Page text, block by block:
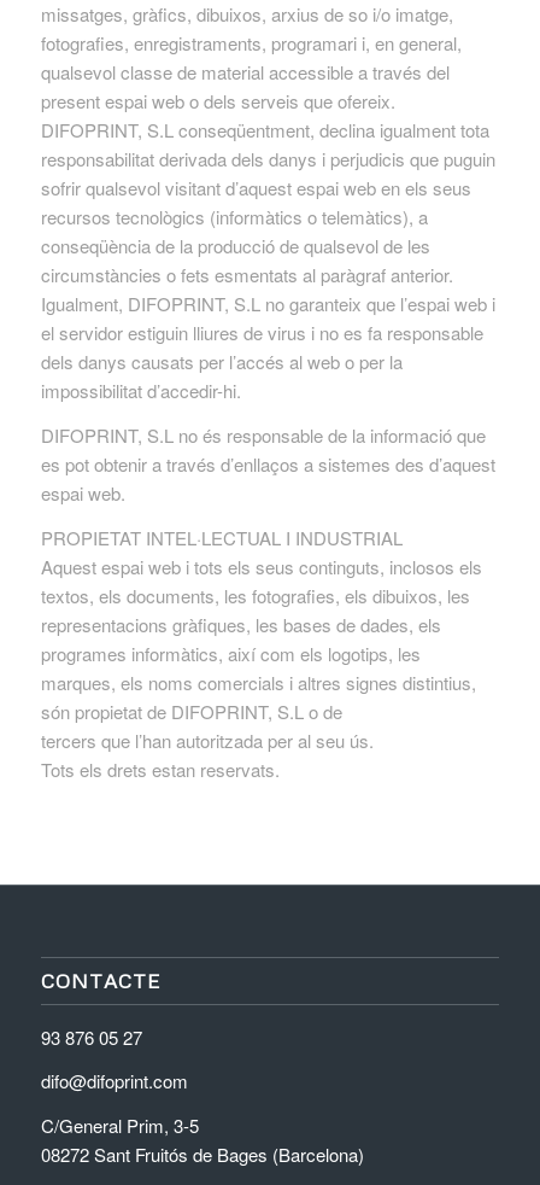
missatges, gràfics, dibuixos, arxius de so i/o imatge,
fotografies, enregistraments, programari i, en general,
qualsevol classe de material accessible a través del
present espai web o dels serveis que ofereix.
DIFOPRINT, S.L conseqüentment, declina igualment tota
responsabilitat derivada dels danys i perjudicis que puguin
sofrir qualsevol visitant d’aquest espai web en els seus
recursos tecnològics (informàtics o telemàtics), a
conseqüència de la producció de qualsevol de les
circumstàncies o fets esmentats al paràgraf anterior.
Igualment, DIFOPRINT, S.L no garanteix que l’espai web i
el servidor estiguin lliures de virus i no es fa responsable
dels danys causats per l’accés al web o per la
impossibilitat d’accedir-hi.
DIFOPRINT, S.L no és responsable de la informació que
es pot obtenir a través d’enllaços a sistemes des d’aquest
espai web.
PROPIETAT INTEL·LECTUAL I INDUSTRIAL
Aquest espai web i tots els seus continguts, inclosos els
textos, els documents, les fotografies, els dibuixos, les
representacions gràfiques, les bases de dades, els
programes informàtics, així com els logotips, les
marques, els noms comercials i altres signes distintius,
són propietat de DIFOPRINT, S.L o de
tercers que l’han autoritzada per al seu ús.
Tots els drets estan reservats.
CONTACTE
93 876 05 27
difo@difoprint.com
C/General Prim, 3-5
08272 Sant Fruitós de Bages (Barcelona)